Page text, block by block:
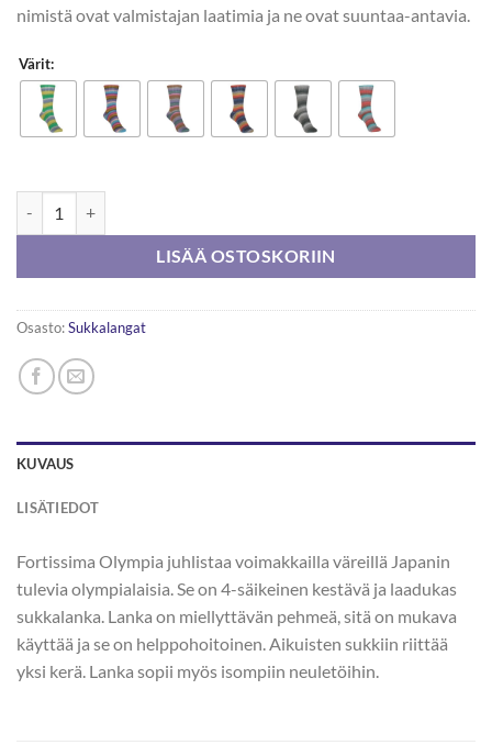
nimistä ovat valmistajan laatimia ja ne ovat suuntaa-antavia.
Värit:
LISÄÄ OSTOSKORIIN
Osasto:Sukkalangat
KUVAUS
LISÄTIEDOT
Fortissima Olympia juhlistaa voimakkailla väreillä Japanin
tulevia olympialaisia. Se on 4-säikeinen kestävä ja laadukas
sukkalanka. Lanka on miellyttävän pehmeä, sitä on mukava
käyttää ja se on helppohoitoinen. Aikuisten sukkiin riittää
yksi kerä. Lanka sopii myös isompiin neuletöihin.